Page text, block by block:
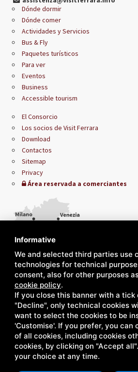
Dónde dormir
Dónde comer
Actividades y Servicios
Bus & Fly
Paquetes turísticos
Para ver
Eventos
Business
Accessible tourism
El Consorcio
Los socios de Visit Ferrara
Download
Contactos
Sitemap
Privacy
Área reservada a comerciantes
Informative
We and selected third parties use
technologies for technical
consent, also for other purposes
cookie policy.
If you close this banner with a tick
"Decline", only technical cookies
want to select the cookies to be
'Customise'. If you prefer, you can
of all cookies, including cookies
cookies, by clicking on "Accept
your choice at any time.